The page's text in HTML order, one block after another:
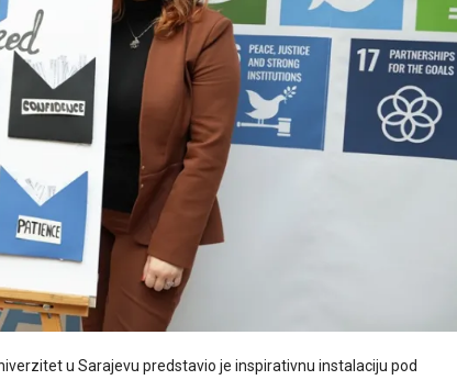
u Sarajevu predstavio je inspirativnu instalaciju pod